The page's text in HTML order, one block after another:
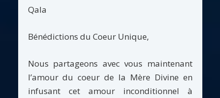
Qala
Bénédictions du Coeur Unique,
Nous partageons avec vous maintenant
l’amour du coeur de la Mère Divine en
infusant cet amour inconditionnel à